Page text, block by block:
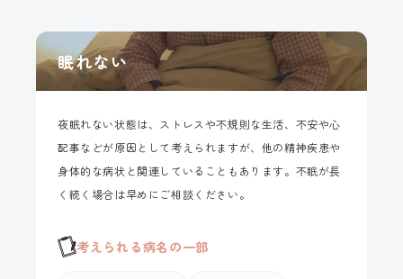
夜眠れない状態は、ストレスや不規則な生活、不安や心
配事などが原因として考えられますが、他の精神疾患や
身体的な病状と関連していることもあります。不眠が長
く続く場合は早めにご相談ください。
考えられる病名の一部
眠れない